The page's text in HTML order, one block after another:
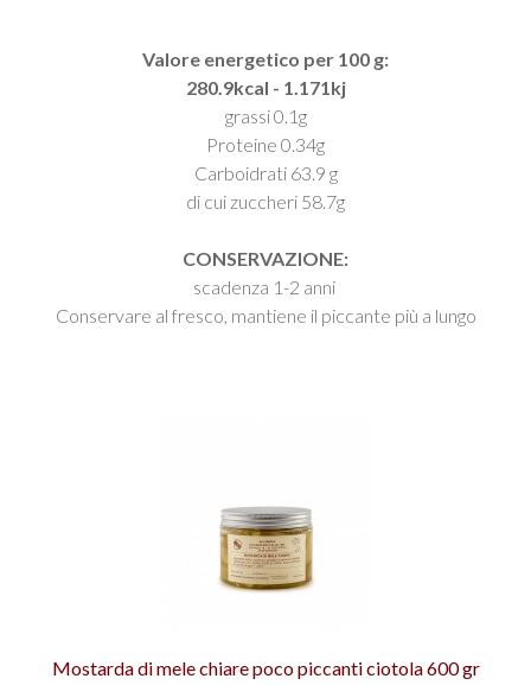
Valore energetico per 100 g:
280.9kcal - 1.171kj
grassi 0.1g
Proteine 0.34g
Carboidrati 63.9 g
di cui zuccheri 58.7g
CONSERVAZIONE:
scadenza 1-2 anni
Conservare al fresco, mantiene il piccante più a lungo
Mostarda di mele chiare poco piccanti ciotola 600 gr